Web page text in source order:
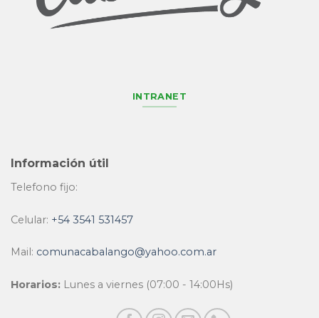
INTRANET
Información útil
Telefono fijo:
Celular: +54 3541 531457
Mail: comunacabalango@yahoo.com.ar
Horarios: Lunes a viernes (07:00 - 14:00Hs)